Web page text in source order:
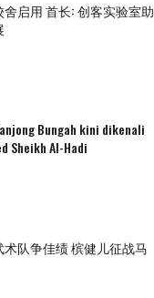
启用 首长: 创客实验室助
Bungah kini dikenali
Sheikh Al-Hadi
队争佳绩 槟健儿征战马